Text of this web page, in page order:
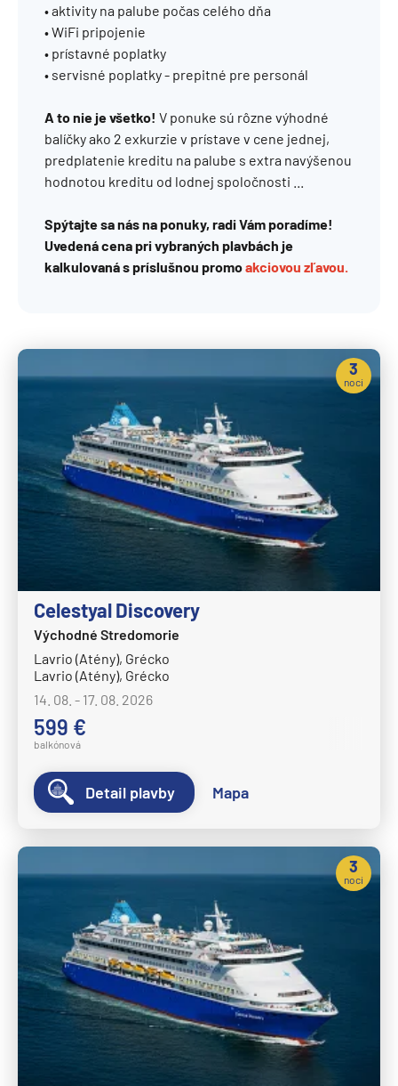
• aktivity na palube počas celého dňa
• WiFi pripojenie
• prístavné poplatky
• servisné poplatky - prepitné pre personál
A to nie je všetko! V ponuke sú rôzne výhodné
balíčky ako 2 exkurzie v prístave v cene jednej,
predplatenie kreditu na palube s extra navýšenou
hodnotou kreditu od lodnej spoločnosti ...
Spýtajte sa nás na ponuky, radi Vám poradíme!
Uvedená cena pri vybraných plavbách je
kalkulovaná s príslušnou promoakciovou zľavou.
Celestyal Discovery
Východné Stredomorie
Lavrio (Atény), Grécko
Lavrio (Atény), Grécko
14. 08. - 17. 08. 2026
599 €
balkónová
3
noci
Detail plavby Mapa
3
noci